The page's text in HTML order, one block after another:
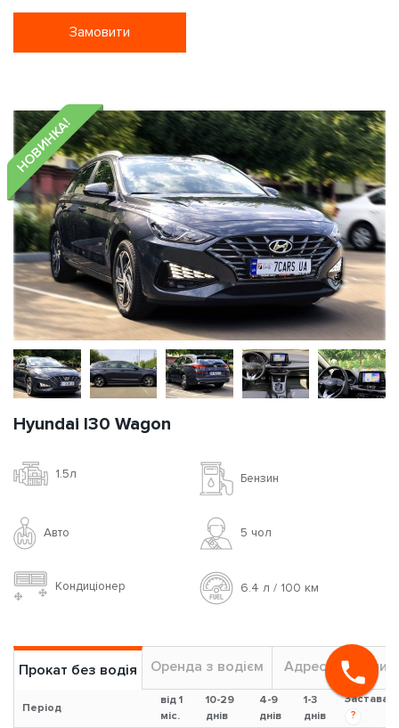
Замовити
НОВИНКА!
Hyundai I30 Wagon
1.5л Бензин
Авто 5 чoл
Кондиціонер 6.4 л / 100 км
Прокат без водія Оренда з водієм Адреса подачи
Період
від 1
міс.
10-29
днів
4-9
днів
1-3
днів
Застава
?